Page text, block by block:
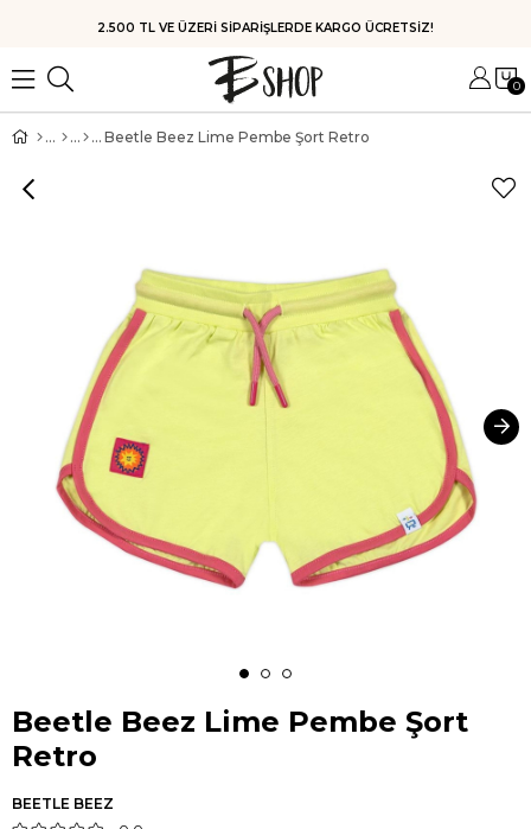
HIZLI KARGO
0
Beetle Beez Lime Pembe Şort Retro
Beetle Beez Lime Pembe Şort
Retro
BEETLE BEEZ